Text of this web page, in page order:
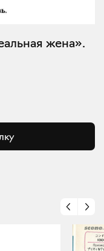
жена».